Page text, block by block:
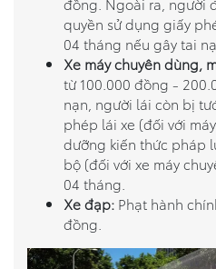
quyền sử dụng giấy
04 tháng nếu gây tai
Xe máy chuyên dùng,
từ 100.000 đồng -
nạn, người lái còn bị
phép lái xe (đối với
dưỡng kiến thức pháp
bộ (đối với xe máy
04 tháng.
Xe đạp: Phạt hành
đồng.